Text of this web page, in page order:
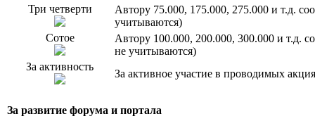
Три четверти
Автору 75.000, 175.000, 275.000 и т.д.
учитываются)
Сотое
Автору 100.000, 200.000, 300.000 и т.д.
не учитываются)
За активность
За активное участие в проводимых
За развитие форума и портала